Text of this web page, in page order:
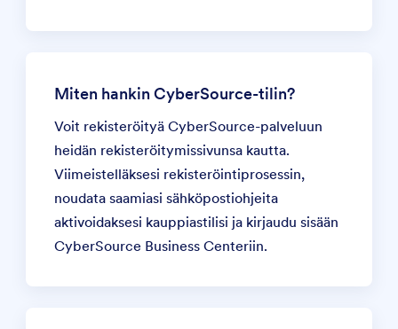
Miten hankin CyberSource-tilin?
Voit rekisteröityä CyberSource-palveluun
heidän rekisteröitymissivunsa kautta.
Viimeistelläksesi rekisteröintiprosessin,
noudata saamiasi sähköpostiohjeita
aktivoidaksesi kauppiastilisi ja kirjaudu sisään
CyberSource Business Centeriin.